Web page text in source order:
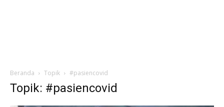
Beranda Topik #pasiencovid
Topik: #pasiencovid